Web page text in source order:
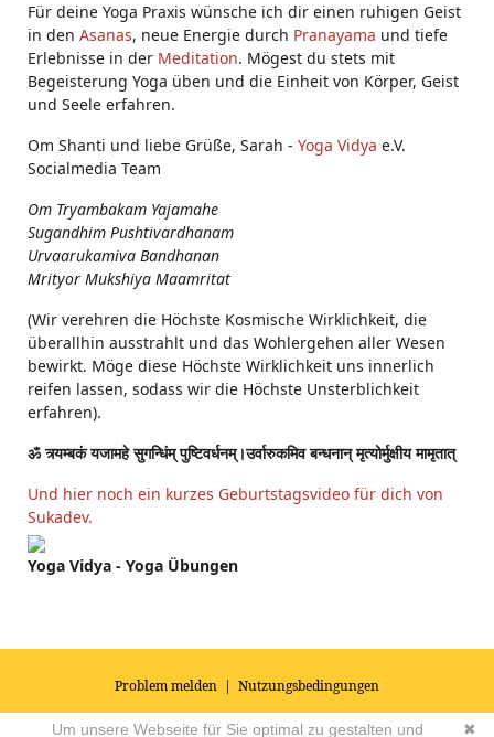
Für deine Yoga Praxis wünsche ich dir einen ruhigen Geist
in den Asanas, neue Energie durch Pranayama und tiefe
Erlebnisse in der Meditation. Mögest du stets mit
Begeisterung Yoga üben und die Einheit von Körper, Geist
und Seele erfahren.
Om Shanti und liebe Grüße, Sarah - Yoga Vidya e.V.
Socialmedia Team
Om Tryambakam Yajamahe
Sugandhim Pushtivardhanam
Urvaarukamiva Bandhanan
Mrityor Mukshiya Maamritat
(Wir verehren die Höchste Kosmische Wirklichkeit, die
überallhin ausstrahlt und das Wohlergehen aller Wesen
bewirkt. Möge diese Höchste Wirklichkeit uns innerlich
reifen lassen, sodass wir die Höchste Unsterblichkeit
erfahren).
ॐ त्र्यम्बकं यजामहे सुगन्धिंम् पुष्टिवर्धनम्।उर्वारुकमिव बन्धनान् मृत्योर्मुक्षीय मामृतात्
Und hier noch ein kurzes Geburtstagsvideo für dich von
Sukadev.
Yoga Vidya - Yoga Übungen
Problem melden | Nutzungsbedingungen
© 2026Impressum|Datenschutz|AGB's| Yoga Vidya Community -
✖
Um unsere Webseite für Sie optimal zu gestalten und